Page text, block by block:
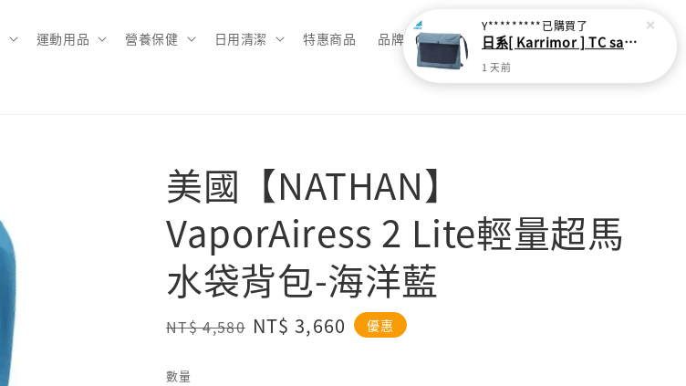
運動用品 營養保健 日用清潔 特惠商品 品牌總覽
美國【NATHAN】
VaporAiress 2 Lite輕量超馬
水袋背包-海洋藍
Regular
NT$ 4,580 Sale
NT$ 3,660 優惠
數量
Y*********已購買了
日系[ Karrimor ] TC sacoche Ｌ 多功能輕旅收納袋
1 天前